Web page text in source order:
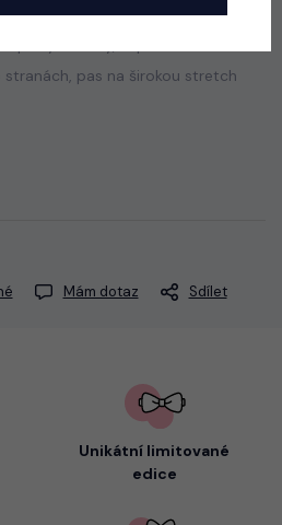
pas na širokou stretch
Mám dotaz Sdílet
Unikátní limitované
edice